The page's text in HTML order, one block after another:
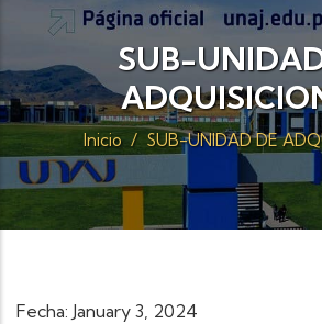
SUB-
Inicio / SUB-UNIDAD DE
Fecha: January 3, 2024